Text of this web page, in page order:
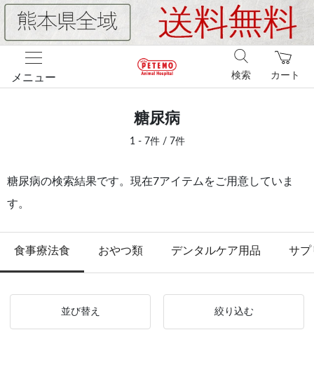
メニュー カート
検索
糖尿病
1 - 7件 / 7件
糖尿病の検索結果です。現在7アイテムをご用意していま
す。
食事療法食 おやつ類 デンタルケア用品 サプ
並び替え 絞り込む